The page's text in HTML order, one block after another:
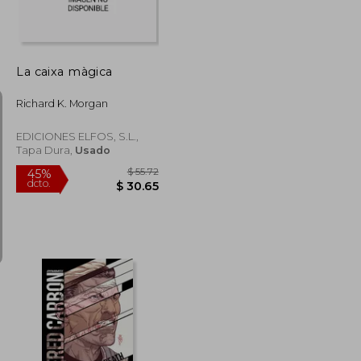
$ 31.99
La caixa màgica
Richard K. Morgan
EDICIONES ELFOS, S.L.,
Tapa Dura, Usado
45%